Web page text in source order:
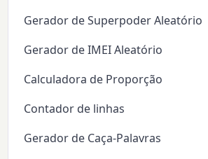
Gerador de Superpoder Aleatório
Gerador de IMEI Aleatório
Calculadora de Proporção
Contador de linhas
Gerador de Caça-Palavras